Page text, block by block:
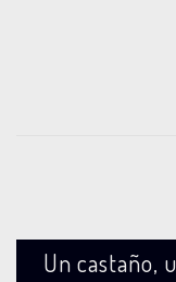
Un castaño,